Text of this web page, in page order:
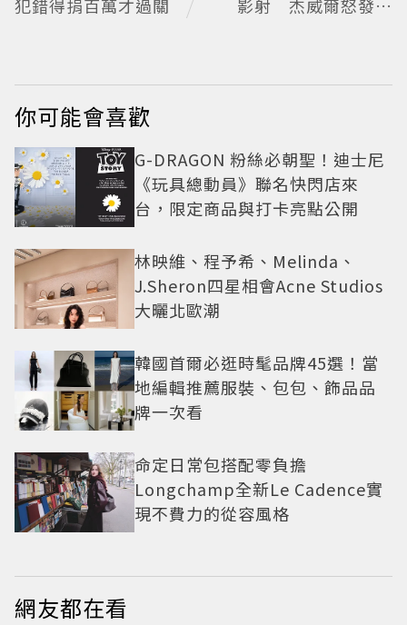
犯錯得捐百萬才過關
影射 杰威爾怒發聲
你可能會喜歡
G-DRAGON 粉絲必朝聖！迪士尼
《玩具總動員》聯名快閃店來
台，限定商品與打卡亮點公開
林映維、程予希、Melinda、
J.Sheron四星相會Acne Studios
大曬北歐潮
韓國首爾必逛時髦品牌45選！當
地編輯推薦服裝、包包、飾品品
牌一次看
命定日常包搭配零負擔
Longchamp全新Le Cadence實
現不費力的從容風格
網友都在看